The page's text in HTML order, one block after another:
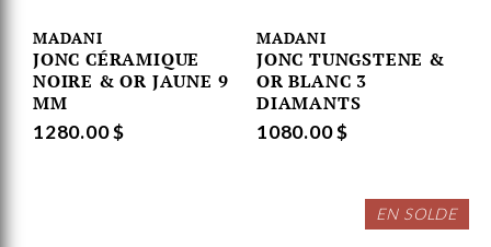
MADANI
JONC CÉRAMIQUE
NOIRE & OR JAUNE 9
MM
1280.00 $
MADANI
JONC TUNGSTENE &
OR BLANC 3
DIAMANTS
1080.00 $
EN SOLDE